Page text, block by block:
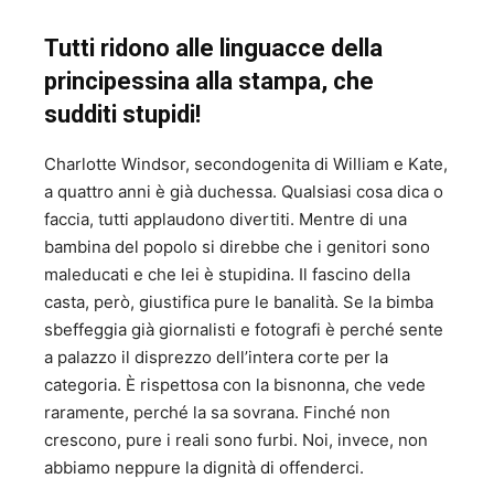
Tutti ridono alle linguacce della
principessina alla stampa, che
sudditi stupidi!
Charlotte Windsor, secondogenita di William e Kate,
a quattro anni è già duchessa. Qualsiasi cosa dica o
faccia, tutti applaudono divertiti. Mentre di una
bambina del popolo si direbbe che i genitori sono
maleducati e che lei è stupidina. Il fascino della
casta, però, giustifica pure le banalità. Se la bimba
sbeffeggia già giornalisti e fotografi è perché sente
a palazzo il disprezzo dell’intera corte per la
categoria. È rispettosa con la bisnonna, che vede
raramente, perché la sa sovrana. Finché non
crescono, pure i reali sono furbi. Noi, invece, non
abbiamo neppure la dignità di offenderci.